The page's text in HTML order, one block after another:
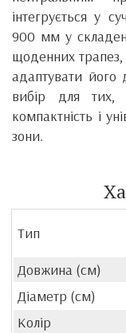
інтегрується у
900 мм у
щоденних
адаптувати його
вибір для тих,
компактність і
зони.
Тип
Довжина (см)
Діаметр (см)
Колір